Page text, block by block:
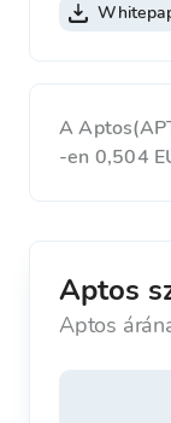
A
-en 0,504
Aptos
Aptos